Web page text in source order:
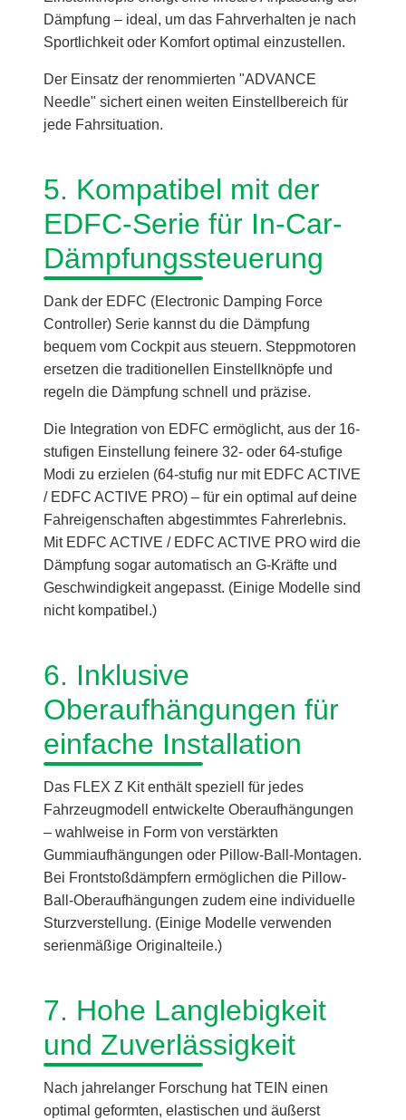
Dämpfung – ideal, um das Fahrverhalten je nach
Sportlichkeit oder Komfort optimal einzustellen.
Der Einsatz der renommierten "ADVANCE
Needle" sichert einen weiten Einstellbereich für
jede Fahrsituation.
5. Kompatibel mit der
EDFC-Serie für In-Car-
Dämpfungssteuerung
Dank der EDFC (Electronic Damping Force
Controller) Serie kannst du die Dämpfung
bequem vom Cockpit aus steuern. Steppmotoren
ersetzen die traditionellen Einstellknöpfe und
regeln die Dämpfung schnell und präzise.
Die Integration von EDFC ermöglicht, aus der 16-
stufigen Einstellung feinere 32- oder 64-stufige
Modi zu erzielen (64-stufig nur mit EDFC ACTIVE
/ EDFC ACTIVE PRO) – für ein optimal auf deine
Fahreigenschaften abgestimmtes Fahrerlebnis.
Mit EDFC ACTIVE / EDFC ACTIVE PRO wird die
Dämpfung sogar automatisch an G-Kräfte und
Geschwindigkeit angepasst. (Einige Modelle sind
nicht kompatibel.)
6. Inklusive
Oberaufhängungen für
einfache Installation
Das FLEX Z Kit enthält speziell für jedes
Fahrzeugmodell entwickelte Oberaufhängungen
– wahlweise in Form von verstärkten
Gummiaufhängungen oder Pillow-Ball-Montagen.
Bei Frontstoßdämpfern ermöglichen die Pillow-
Ball-Oberaufhängungen zudem eine individuelle
Sturzverstellung. (Einige Modelle verwenden
serienmäßige Originalteile.)
7. Hohe Langlebigkeit
und Zuverlässigkeit
Nach jahrelanger Forschung hat TEIN einen
optimal geformten, elastischen und äußerst